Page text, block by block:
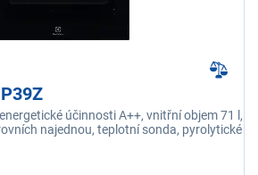
účinnosti A++, vnitřní objem 71 l,
najednou, teplotní sonda, pyrolytické